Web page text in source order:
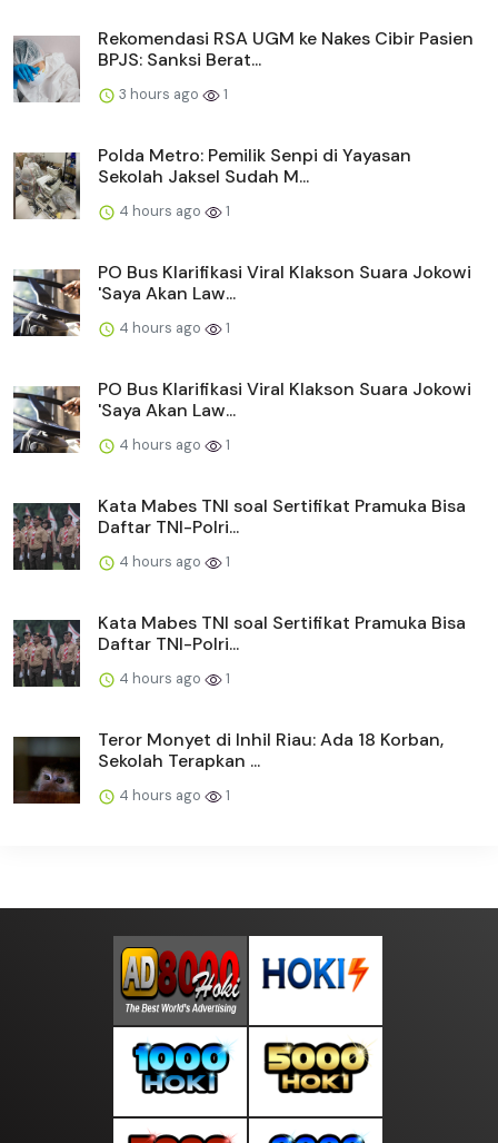
Rekomendasi RSA UGM ke Nakes Cibir Pasien
BPJS: Sanksi Berat...
3 hours ago 1
Polda Metro: Pemilik Senpi di Yayasan
Sekolah Jaksel Sudah M...
4 hours ago 1
PO Bus Klarifikasi Viral Klakson Suara Jokowi
'Saya Akan Law...
4 hours ago 1
PO Bus Klarifikasi Viral Klakson Suara Jokowi
'Saya Akan Law...
4 hours ago 1
Kata Mabes TNI soal Sertifikat Pramuka Bisa
Daftar TNI-Polri...
4 hours ago 1
Kata Mabes TNI soal Sertifikat Pramuka Bisa
Daftar TNI-Polri...
4 hours ago 1
Teror Monyet di Inhil Riau: Ada 18 Korban,
Sekolah Terapkan ...
4 hours ago 1